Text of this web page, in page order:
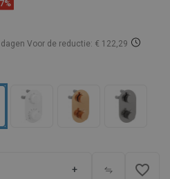
Voor de reductie: € 122,29
+ favorite_border